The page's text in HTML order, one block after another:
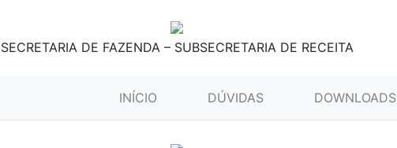
SECRETARIA DE FAZENDA – SUBSECRETARIA DE RECEITA
INÍCIO (CURRENT)DÚVIDAS DOWNLOADS